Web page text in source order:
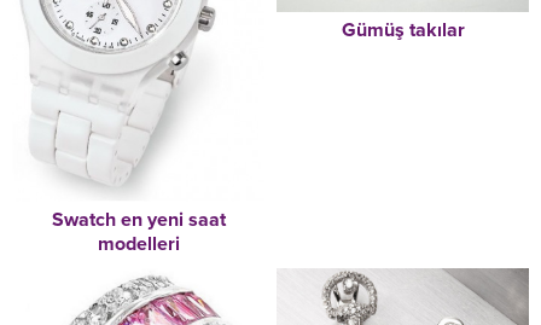
Swatch en yeni saat
modelleri
Gümüş takılar